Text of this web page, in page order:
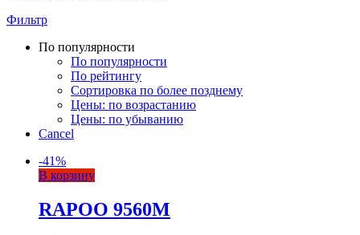
Фильтр
По популярности
По популярности
По рейтингу
Сортировка по более позднему
Цены: по возрастанию
Цены: по убыванию
Cancel
-41%
В корзину
RAPOO 9560M